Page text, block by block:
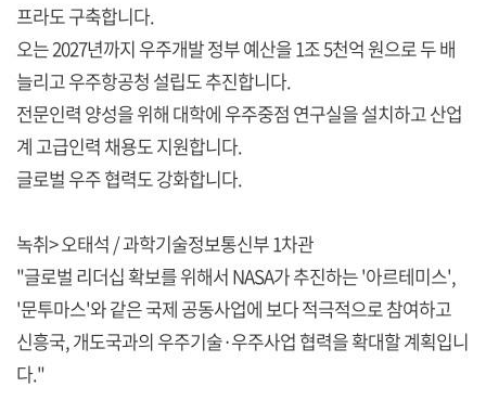
프라도 구축합니다.
오는 2027년까지 우주개발 정부 예산을 1조 5천억 원으로 두 배
늘리고 우주항공청 설립도 추진합니다.
전문인력 양성을 위해 대학에 우주중점 연구실을 설치하고 산업
계 고급인력 채용도 지원합니다.
글로벌 우주 협력도 강화합니다.
녹취> 오태석 / 과학기술정보통신부 1차관
"글로벌 리더십 확보를 위해서 NASA가 추진하는 '아르테미스',
'문투마스'와 같은 국제 공동사업에 보다 적극적으로 참여하고
신흥국, 개도국과의 우주기술·우주사업 협력을 확대할 계획입니
다."